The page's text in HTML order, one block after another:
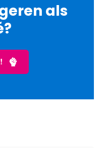
als